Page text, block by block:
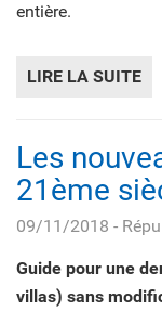
entière.
LIRE LA SUITE
Les
21ème
09/11/2018 -
Guide pour une
villas) sans